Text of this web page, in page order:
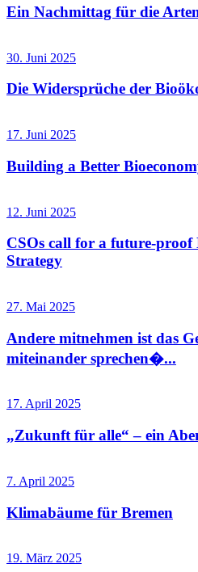
Ein Nachmittag für die
30. Juni 2025
Die Widersprüche der
17. Juni 2025
Building a Better
12. Juni 2025
CSOs call for a future-proof
Strategy
27. Mai 2025
Andere mitnehmen ist das
miteinander sprechen�...
17. April 2025
„Zukunft für alle“ – ein
7. April 2025
Klimabäume für Bremen
19. März 2025